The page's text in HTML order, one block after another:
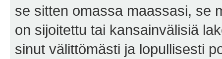
se sitten omassa maassasi, se
on sijoitettu tai kansainvälisiä
sinut välittömästi ja lopullisesti